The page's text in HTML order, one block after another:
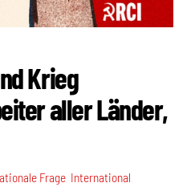
Krieg
aller Länder,
Frage International